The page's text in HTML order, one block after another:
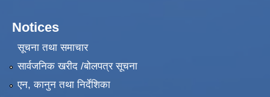
Notices
सूचना तथा समाचार
सार्वजनिक खरीद /बोलपत्र सूचना
एन, कानुन तथा निर्देशिका